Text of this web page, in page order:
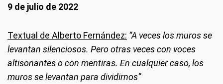
9 de julio de 2022
Textual de Alberto Fernández: “A veces los muros se
levantan silenciosos. Pero otras veces con voces
altisonantes o con mentiras. En cualquier caso, los
muros se levantan para dividirnos”